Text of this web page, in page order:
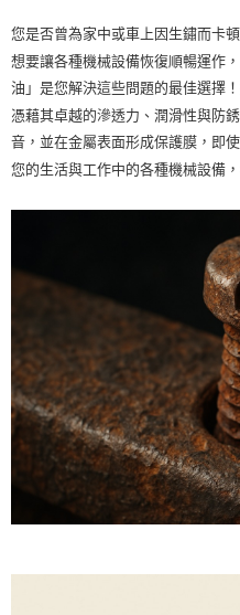
２．訂單成立數日內，您將收到繳
３．收到繳費通知簡訊後14天內，
※ 請注意：結帳手續完成當下不需
購買商品的店家。未經商家同意取
後付繳納相關費用。
是否繳費成功／繳費後需取消欲退
１．透過由恩沛科技股份有限公司
易，需依本服務之必要範圍內提供
權轉讓予恩沛科技股份有限公司。
２．關於個人資料處理事宜，請瀏覽
https://aftee.tw/terms/#terms3
３．未成年的使用者請事先徵得法
「AFTEE先享後付」，若未經同意
任。
４．使用「AFTEE先享後付」時，
時審查核予不同之上限額度；若仍
請求用戶進行身份認證。
５．嚴禁一人註冊多個帳號或使用
恩沛科技股份有限公司將有權停止
每筆NT$55，滿NT$490(含以上
離島取貨加價40元
每筆NT$60，滿NT$800(含以上
每筆NT$100，滿NT$1,200(含
宅配(外島)
付款後門市自取
免運費
您是否曾為家中或車上因生鏽而卡
想要讓各種機械設備恢復順暢運作
油」是您解決這些問題的最佳選擇
憑藉其卓越的滲透力、潤滑性與防
音，並在金屬表面形成保護膜，即
您的生活與工作中的各種機械設備